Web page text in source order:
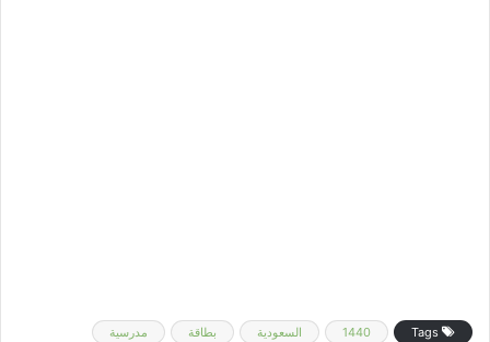
1440 السعودية بطاقة مدرسية